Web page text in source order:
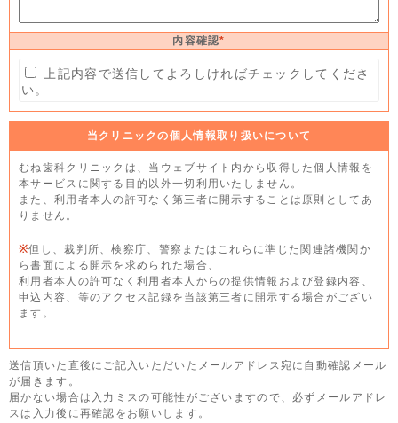
内容確認*
上記内容で送信してよろしければチェックしてくださ
い。
当クリニックの個人情報取り扱いについて
むね歯科クリニックは、当ウェブサイト内から収得した個人情報を
本サービスに関する目的以外一切利用いたしません。
また、利用者本人の許可なく第三者に開示することは原則としてあ
りません。
※但し、裁判所、検察庁、警察またはこれらに準じた関連諸機関か
ら書面による開示を求められた場合、
利用者本人の許可なく利用者本人からの提供情報および登録内容、
申込内容、等のアクセス記録を当該第三者に開示する場合がござい
ます。
送信頂いた直後にご記入いただいたメールアドレス宛に自動確認メール
が届きます。
届かない場合は入力ミスの可能性がございますので、必ずメールアドレ
スは入力後に再確認をお願いします。